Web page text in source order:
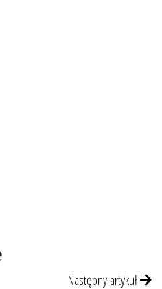
Następny artykuł